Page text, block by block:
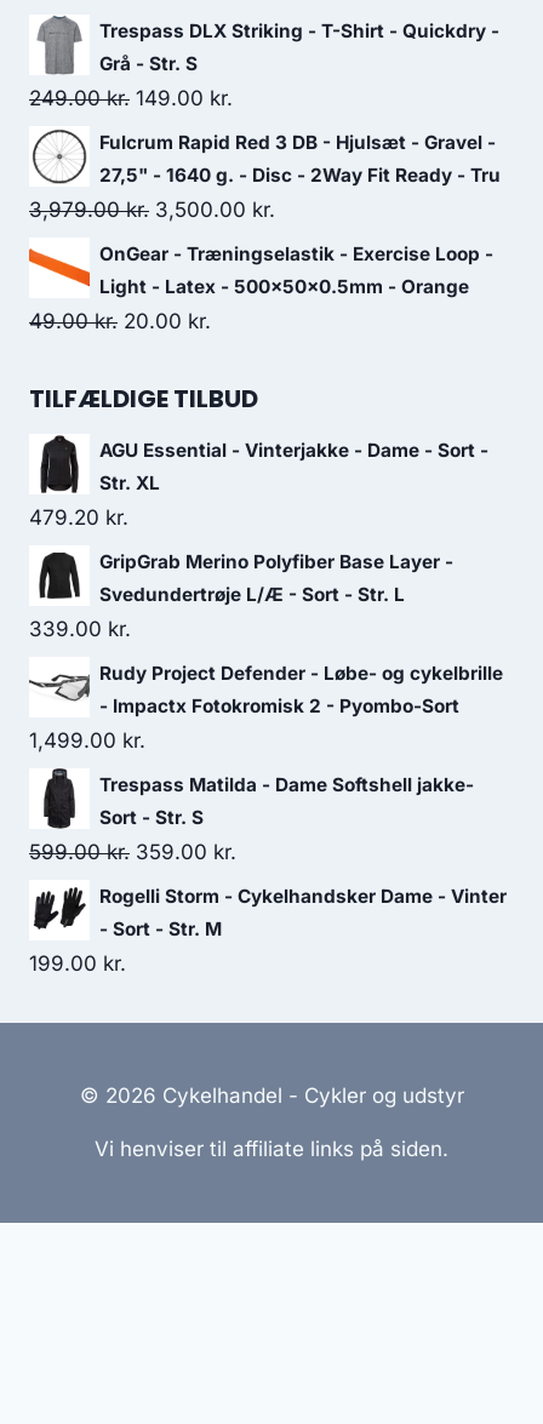
price
price
Trespass DLX Striking - T-Shirt - Quickdry -
Grå - Str. S
249.00kr. Original
price
was:
249.00 kr..
149.00 kr.
price
is:
149.00 kr..
Fulcrum Rapid Red 3 DB - Hjulsæt - Gravel -
27,5" - 1640 g. - Disc - 2Way Fit Ready - Tru
3,979.00kr. Original
price
was:
3,979.00 kr..
3,500.00 kr.
price
is:
OnGear - Træningselastik - Exercise Loop -
Light - Latex - 500x50x0.5mm - Orange
49.00kr. Original
was:
20.00 kr.
is:
TILFÆLDIGE TILBUD
AGU Essential - Vinterjakke - Dame - Sort -
Str. XL
479.20 kr.
GripGrab Merino Polyfiber Base Layer -
Svedundertrøje L/Æ - Sort - Str. L
339.00 kr.
Rudy Project Defender - Løbe- og cykelbrille
- Impactx Fotokromisk 2 - Pyombo-Sort
1,499.00 kr.
Trespass Matilda - Dame Softshell jakke-
Sort - Str. S
599.00kr. Original
price
was:
359.00 kr.
price
Rogelli Storm - Cykelhandsker Dame - Vinter
- Sort - Str. M
199.00 kr.
© 2026 Cykelhandel - Cykler og udstyr
Vi henviser til affiliate links på siden.